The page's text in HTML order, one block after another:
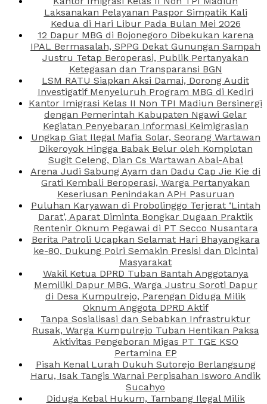
Laksanakan Pelayanan Paspor Simpatik Kali
Kedua di Hari Libur Pada Bulan Mei 2026
12 Dapur MBG di Bojonegoro Dibekukan karena
IPAL Bermasalah, SPPG Dekat Gunungan Sampah
Justru Tetap Beroperasi, Publik Pertanyakan
Ketegasan dan Transparansi BGN
LSM RATU Siapkan Aksi Damai, Dorong Audit
Investigatif Menyeluruh Program MBG di Kediri
Kantor Imigrasi Kelas II Non TPI Madiun Bersinergi
dengan Pemerintah Kabupaten Ngawi Gelar
Kegiatan Penyebaran Informasi Keimigrasian
Ungkap Giat Ilegal Mafia Solar, Seorang Wartawan
Dikeroyok Hingga Babak Belur oleh Komplotan
Sugit Celeng, Dian Cs Wartawan Abal-Abal
Arena Judi Sabung Ayam dan Dadu Cap Jie Kie di
Grati Kembali Beroperasi, Warga Pertanyakan
Keseriusan Penindakan APH Pasuruan
Puluhan Karyawan di Probolinggo Terjerat ‘Lintah
Darat’, Aparat Diminta Bongkar Dugaan Praktik
Rentenir Oknum Pegawai di PT Secco Nusantara
Berita Patroli Ucapkan Selamat Hari Bhayangkara
ke-80, Dukung Polri Semakin Presisi dan Dicintai
Masyarakat
Wakil Ketua DPRD Tuban Bantah Anggotanya
Memiliki Dapur MBG, Warga Justru Soroti Dapur
di Desa Kumpulrejo, Parengan Diduga Milik
Oknum Anggota DPRD Aktif
Tanpa Sosialisasi dan Sebabkan Infrastruktur
Rusak, Warga Kumpulrejo Tuban Hentikan Paksa
Aktivitas Pengeboran Migas PT TGE KSO
Pertamina EP
Pisah Kenal Lurah Dukuh Sutorejo Berlangsung
Haru, Isak Tangis Warnai Perpisahan Isworo Andik
Sucahyo
Diduga Kebal Hukum, Tambang Ilegal Milik